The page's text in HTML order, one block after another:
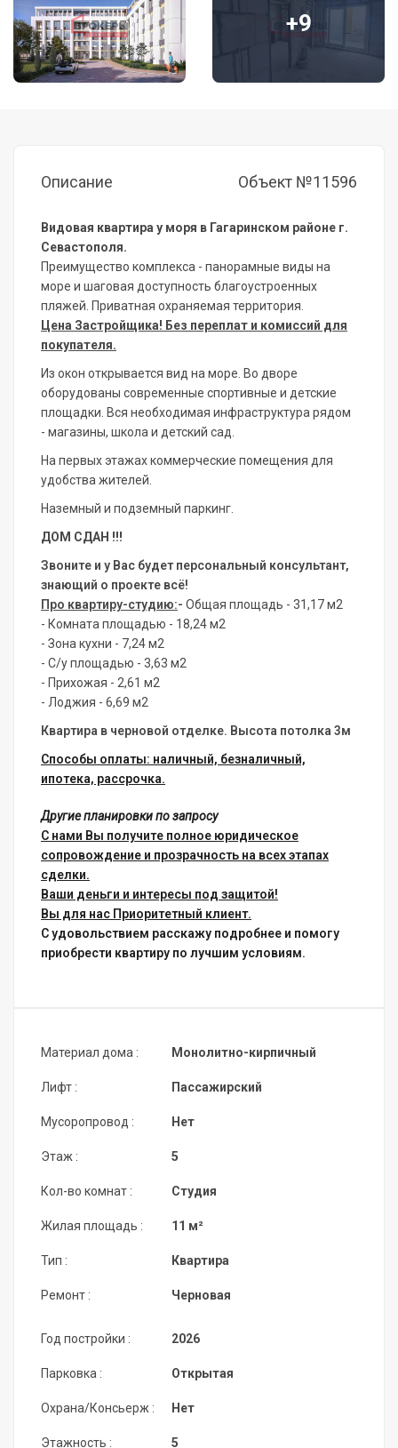
+9
Описание Объект №11596
Видовая квартира у моря в Гагаринском районе г.
Севастополя.
Преимущество комплекса - панорамные виды на
море и шаговая доступность благоустроенных
пляжей. Приватная охраняемая территория.
Цена Застройщика! Без переплат и комиссий для
покупателя.
Из окон открывается вид на море. Во дворе
оборудованы современные спортивные и детские
площадки. Вся необходимая инфраструктура рядом
- магазины, школа и детский сад.
На первых этажах коммерческие помещения для
удобства жителей.
Наземный и подземный паркинг.
ДОМ СДАН !!!
Звоните и у Вас будет персональный консультант,
знающий о проекте всё!
Про квартиру-студию:- Общая площадь - 31,17 м2
- Комната площадью - 18,24 м2
- Зона кухни - 7,24 м2
- С/у площадью - 3,63 м2
- Прихожая - 2,61 м2
- Лоджия - 6,69 м2
Квартира в черновой отделке. Высота потолка 3м
Способы оплаты: наличный, безналичный,
ипотека, рассрочка.
Другие планировки по запросу
С нами Вы получите полное юридическое
сопровождение и прозрачность на всех этапах
сделки.
Ваши деньги и интересы под защитой!
Вы для нас Приоритетный клиент.
С удовольствием расскажу подробнее и помогу
приобрести квартиру по лучшим условиям.
Материал дома :
Лифт :
Мусоропровод :
Этаж :
Кол-во комнат :
Жилая площадь :
Тип :
Ремонт :
Монолитно-кирпичный
Пассажирский
Нет
5
Студия
11 м²
Квартира
Черновая
Год постройки :
Парковка :
Охрана/Консьерж :
Этажность :
2026
Открытая
Нет
5